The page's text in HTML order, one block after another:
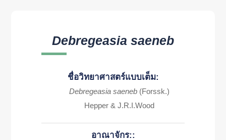
Debregeasia saeneb
ชื่อวิทยาศาสตร์แบบเต็ม:
Debregeasia saeneb (Forssk.)
Hepper & J.R.I.Wood
อาณาจักร::